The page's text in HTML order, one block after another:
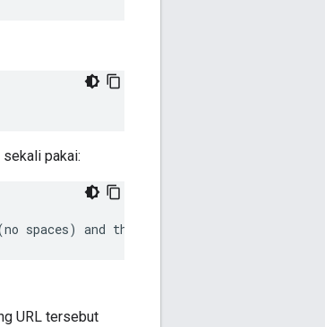
pakai:
spaces) and then press ENTER:
URL tersebut